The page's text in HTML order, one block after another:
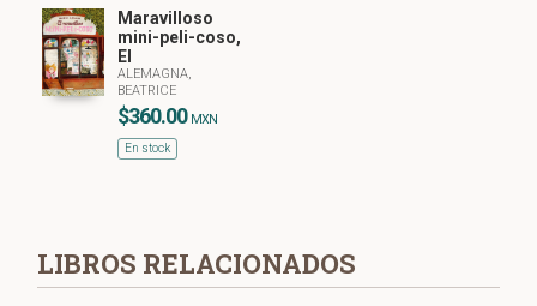
Maravilloso
mini-peli-coso,
El
ALEMAGNA,
BEATRICE
$360.00 MXN
En stock
LIBROS RELACIONADOS